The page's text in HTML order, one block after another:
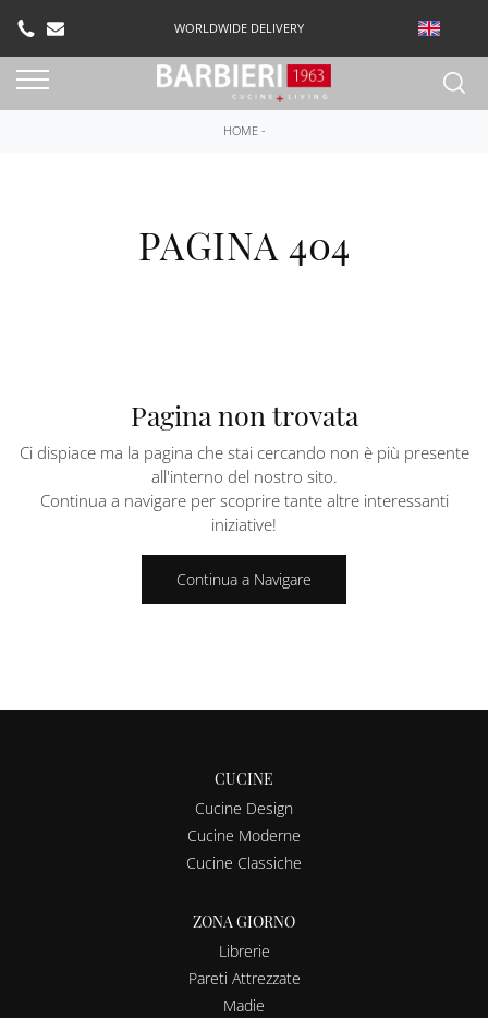
WORLDWIDE DELIVERY
HOME-
PAGINA 404
Pagina non trovata
Ci dispiace ma la pagina che stai cercando non è più presente
all'interno del nostro sito.
Continua a navigare per scoprire tante altre interessanti
iniziative!
Continua a Navigare
CUCINE
Cucine Design
Cucine Moderne
Cucine Classiche
ZONA GIORNO
Librerie
Pareti Attrezzate
Madie